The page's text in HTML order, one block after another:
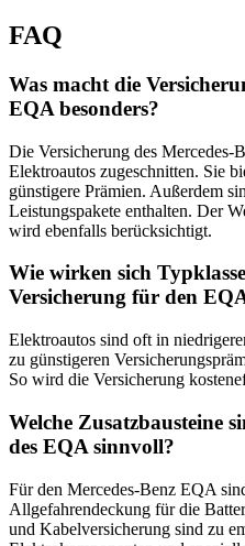
FAQ
Was macht die
EQA besonders?
Die Versicherung des Mercedes-
Elektroautos zugeschnitten. Sie
günstigere Prämien. Außerdem
Leistungspakete enthalten. Der
wird ebenfalls berücksichtigt.
Wie wirken sich
Versicherung für den
Elektroautos sind oft in
zu günstigeren
So wird die Versicherung
Welche Zusatzbausteine
des EQA sinnvoll?
Für den Mercedes-Benz EQA
Allgefahrendeckung für die
und Kabelversicherung sind zu